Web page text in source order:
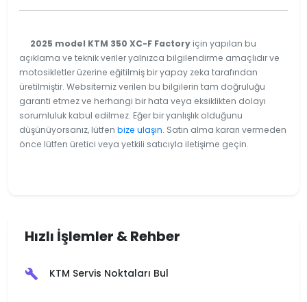
2025 model KTM 350 XC-F Factory için yapılan bu
açıklama ve teknik veriler yalnızca bilgilendirme amaçlıdır ve
motosikletler üzerine eğitilmiş bir yapay zeka tarafından
üretilmiştir. Websitemiz verilen bu bilgilerin tam doğruluğu
garanti etmez ve herhangi bir hata veya eksiklikten dolayı
sorumluluk kabul edilmez. Eğer bir yanlışlık olduğunu
düşünüyorsanız, lütfen bize ulaşın. Satın alma kararı vermeden
önce lütfen üretici veya yetkili satıcıyla iletişime geçin.
Hızlı İşlemler & Rehber
build KTM Servis Noktaları Bul